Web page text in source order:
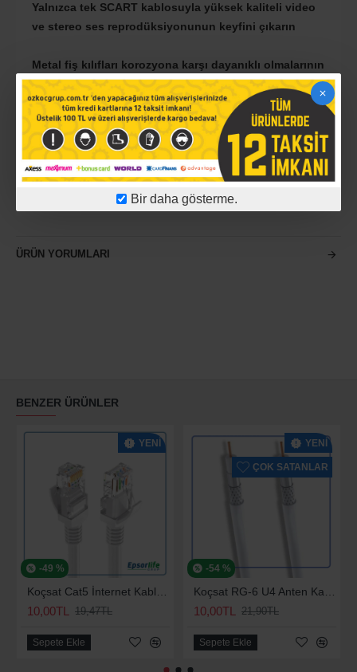
Bir daha gösterme.
Yalnızca tek SCART kablosuyla yüksek kaliteli video
ve stereo ses reprodüksiyonunun keyfini çıkarın
Metal fiş kılıfları korozyona karşı dayanıklı olmalarının
yanı sıra kolay takılırlarİki katmanlı koruma temiz
resim sağlamak için Elektromanyetik (EM) ve Radyo
Frekansı (RF) etkileşimlerini azaltır
Paslanmaya karşı dayanıklı konektörler uzun vadede
güvenilirlik sağlar - temas yüzenlerindeki düşük kayıp
ve hassas sinyal aktarımı yüksek kaliteli görüntüler
ÜRÜN YORUMLARI
BENZER ÜRÜNLER
YENI
-49 %
10,00TL 19,47TL
Sepete Ekle
YENI
ÇOK SATANLAR
-54 %
10,00TL 21,90TL
Sepete Ekle